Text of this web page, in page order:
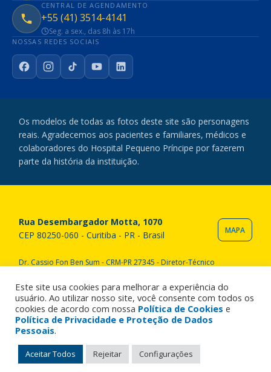
CENTRAL DE AGENDAMENTO
+55 (41) 3514-4141
Seg. a sex., das 8h às 17h
NOSSAS REDES SOCIAIS
FacebookInstagram
TikTokYouTubeLinkedIn
Os modelos de todas as fotos deste site são personagens
reais. Agradecemos aos pacientes e familiares, médicos e
colaboradores do Hospital Pequeno Príncipe por fazerem
parte da história da instituição.
Rua Desembargador Motta, 1070
CEP 80250-060 - Curitiba - PR - Brasil
MAPA
Dr. Cassio Fon Ben Sum - CRM-PR 27345 - Diretor-Técnico
reservados. All rights reserved.
Este site usa cookies para melhorar a experiência do
usuário. Ao utilizar nosso site, você consente com todos os
cookies de acordo com nossa Política de Cookies e
Política de Privacidade e Proteção de Dados
Pessoais.
Aceitar Todos Rejeitar Configurações